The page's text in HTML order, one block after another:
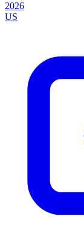
2026
US